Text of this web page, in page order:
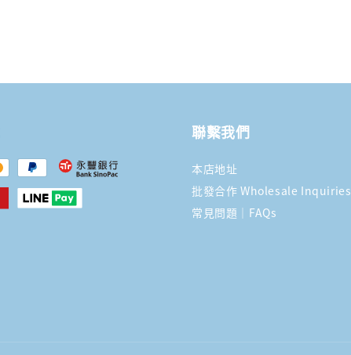
聯繫我們
本店地址
批發合作 Wholesale Inquiries
常見問題｜FAQs